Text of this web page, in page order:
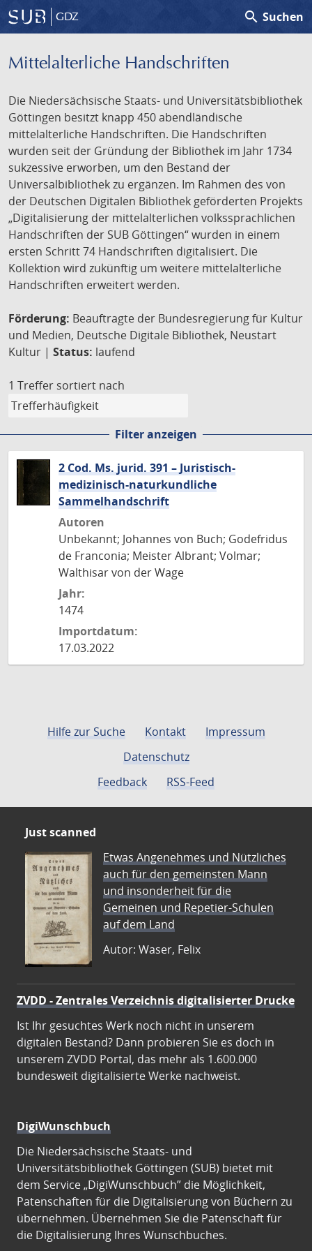
GDZ search Suchen
Mittelalterliche Handschriften
Die Niedersächsische Staats- und Universitätsbibliothek
Göttingen besitzt knapp 450 abendländische
mittelalterliche Handschriften. Die Handschriften
wurden seit der Gründung der Bibliothek im Jahr 1734
sukzessive erworben, um den Bestand der
Universalbibliothek zu ergänzen. Im Rahmen des von
der Deutschen Digitalen Bibliothek geförderten Projekts
„Digitalisierung der mittelalterlichen volkssprachlichen
Handschriften der SUB Göttingen“ wurden in einem
ersten Schritt 74 Handschriften digitalisiert. Die
Kollektion wird zukünftig um weitere mittelalterliche
Handschriften erweitert werden.
Förderung: Beauftragte der Bundesregierung für Kultur
und Medien, Deutsche Digitale Bibliothek, Neustart
Kultur | Status: laufend
1 Treffer sortiert nach
Filter anzeigen
2 Cod. Ms. jurid. 391 – Juristisch-
medizinisch-naturkundliche
Sammelhandschrift
Autoren
Unbekannt; Johannes von Buch; Godefridus
de Franconia; Meister Albrant; Volmar;
Walthisar von der Wage
Jahr:
1474
Importdatum:
17.03.2022
Hilfe zur Suche Kontakt
Impressum
Datenschutz
Feedback
RSS-Feed
Just scanned
Etwas Angenehmes und Nützliches
auch für den gemeinsten Mann
und insonderheit für die
Gemeinen und Repetier-Schulen
auf dem Land
Autor: Waser, Felix
ZVDD - Zentrales Verzeichnis digitalisierter Drucke
Ist Ihr gesuchtes Werk noch nicht in unserem
digitalen Bestand? Dann probieren Sie es doch in
unserem ZVDD Portal, das mehr als 1.600.000
bundesweit digitalisierte Werke nachweist.
DigiWunschbuch
Die Niedersächsische Staats- und
Universitätsbibliothek Göttingen (SUB) bietet mit
dem Service „DigiWunschbuch” die Möglichkeit,
Patenschaften für die Digitalisierung von Büchern zu
übernehmen. Übernehmen Sie die Patenschaft für
die Digitalisierung Ihres Wunschbuches.